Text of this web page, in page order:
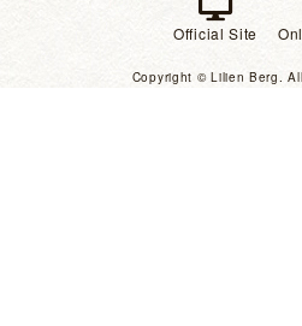
Official Site
Copyright © Lilien Berg.